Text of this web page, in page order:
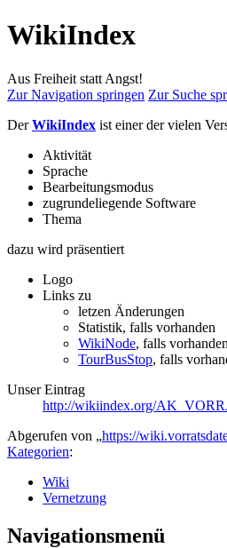
WikiIndex
Aus Freiheit statt Angst!
Zur Navigation springen Zur Suche
DerWikiIndex ist einer der vielen
Aktivität
Sprache
Bearbeitungsmodus
zugrundeliegende Software
Thema
dazu wird präsentiert
Logo
Links zu
letzen Änderungen
Statistik, falls vorhanden
WikiNode, falls vorhanden
TourBusStop, falls
Unser Eintrag
http://wikiindex.org/
Abgerufen von „https://
Kategorien:
Wiki
Vernetzung
Navigationsmenü